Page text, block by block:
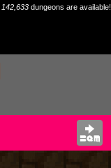
142,633 dungeons are available!